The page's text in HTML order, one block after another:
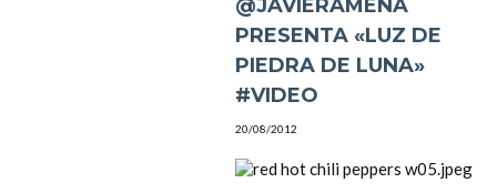
@JAVIERAMENA
PRESENTA «LUZ DE
PIEDRA DE LUNA»
#VIDEO
20/08/2012